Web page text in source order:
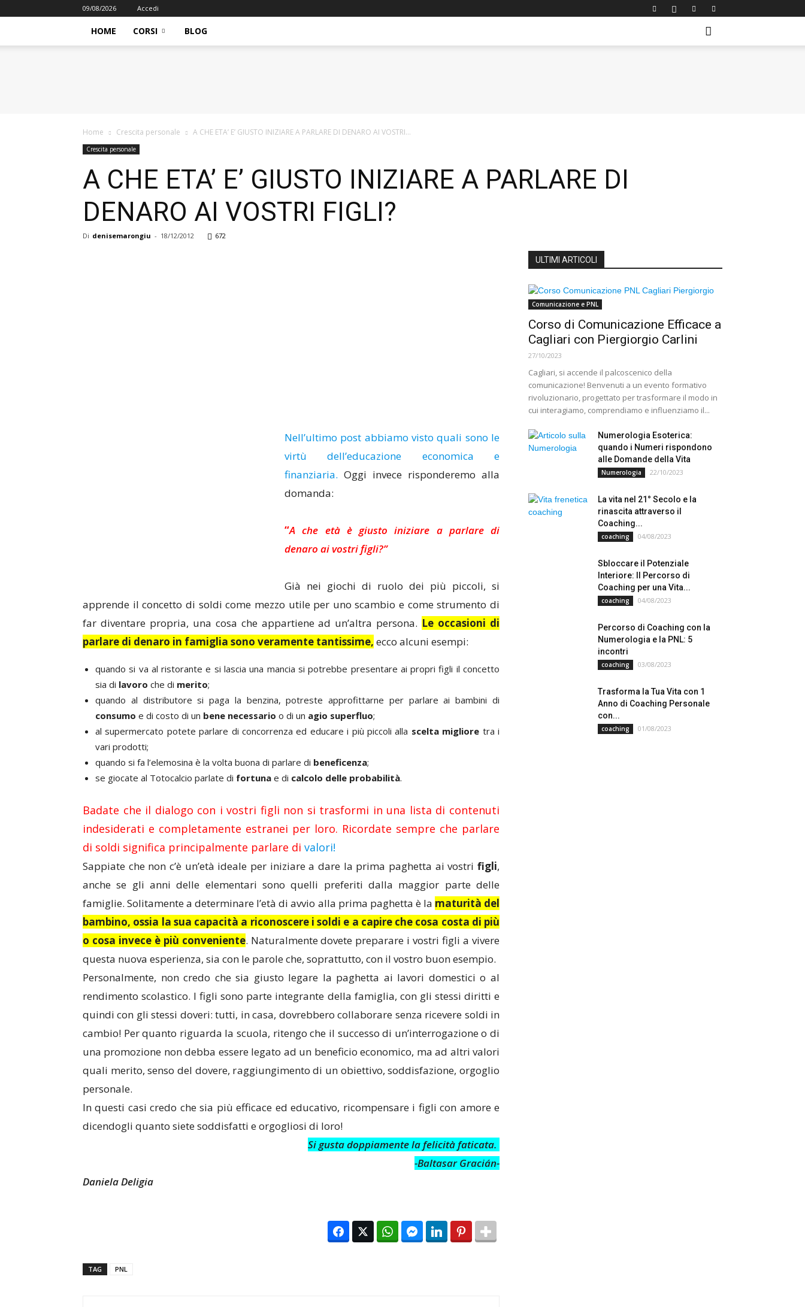
09/08/2026 Accedi
HOME CORSI BLOG
Home Crescita personale A CHE ETA’ E’ GIUSTO INIZIARE A PARLARE DI DENARO AI VOSTRI...
Crescita personale
A CHE ETA’ E’ GIUSTO INIZIARE A PARLARE DI
DENARO AI VOSTRI FIGLI?
Di denisemarongiu - 18/12/2012 672
Nell’ultimo post abbiamo visto quali sono le
virtù dell’educazione economica e
finanziaria. Oggi invece risponderemo alla
domanda:
“A che età è giusto iniziare a parlare di
denaro ai vostri figli?”
Già nei giochi di ruolo dei più piccoli, si
apprende il concetto di soldi come mezzo utile per uno scambio e come strumento di
far diventare propria, una cosa che appartiene ad un’altra persona. Le occasioni di
parlare di denaro in famiglia sono veramente tantissime, ecco alcuni esempi:
quando si va al ristorante e si lascia una mancia si potrebbe presentare ai propri figli il concetto
sia di lavoro che di merito;
quando al distributore si paga la benzina, potreste approfittarne per parlare ai bambini di
consumo e di costo di un bene necessario o di un agio superfluo;
al supermercato potete parlare di concorrenza ed educare i più piccoli alla scelta migliore tra i
vari prodotti;
quando si fa l’elemosina è la volta buona di parlare di beneficenza;
se giocate al Totocalcio parlate di fortuna e di calcolo delle probabilità.
Badate che il dialogo con i vostri figli non si trasformi in una lista di contenuti
indesiderati e completamente estranei per loro. Ricordate sempre che parlare
di soldi significa principalmente parlare di valori!
Sappiate che non c’è un’età ideale per iniziare a dare la prima paghetta ai vostri figli,
anche se gli anni delle elementari sono quelli preferiti dalla maggior parte delle
famiglie. Solitamente a determinare l’età di avvio alla prima paghetta è la maturità del
bambino, ossia la sua capacità a riconoscere i soldi e a capire che cosa costa di più
o cosa invece è più conveniente. Naturalmente dovete preparare i vostri figli a vivere
questa nuova esperienza, sia con le parole che, soprattutto, con il vostro buon esempio.
Personalmente, non credo che sia giusto legare la paghetta ai lavori domestici o al
rendimento scolastico. I figli sono parte integrante della famiglia, con gli stessi diritti e
quindi con gli stessi doveri: tutti, in casa, dovrebbero collaborare senza ricevere soldi in
cambio! Per quanto riguarda la scuola, ritengo che il successo di un’interrogazione o di
una promozione non debba essere legato ad un beneficio economico, ma ad altri valori
quali merito, senso del dovere, raggiungimento di un obiettivo, soddisfazione, orgoglio
personale.
In questi casi credo che sia più efficace ed educativo, ricompensare i figli con amore e
dicendogli quanto siete soddisfatti e orgogliosi di loro!
Si gusta doppiamente la felicità faticata.
-Baltasar Gracián-
Daniela Deligia
FacebookTwitter WhatsAppFacebook Messenger
LinkedIn Pinterest
TAG PNL
ULTIMI ARTICOLI
Comunicazione e PNL
Corso di Comunicazione Efficace a
Cagliari con Piergiorgio Carlini
27/10/2023
Cagliari, si accende il palcoscenico della
comunicazione! Benvenuti a un evento formativo
rivoluzionario, progettato per trasformare il modo in
cui interagiamo, comprendiamo e influenziamo il...
Numerologia Esoterica:
quando i Numeri rispondono
alle Domande della Vita
Numerologia 22/10/2023
La vita nel 21° Secolo e la
rinascita attraverso il
Coaching...
coaching 04/08/2023
Sbloccare il Potenziale
Interiore: Il Percorso di
Coaching per una Vita...
coaching 04/08/2023
Percorso di Coaching con la
Numerologia e la PNL: 5
incontri
coaching 03/08/2023
Trasforma la Tua Vita con 1
Anno di Coaching Personale
con...
coaching 01/08/2023